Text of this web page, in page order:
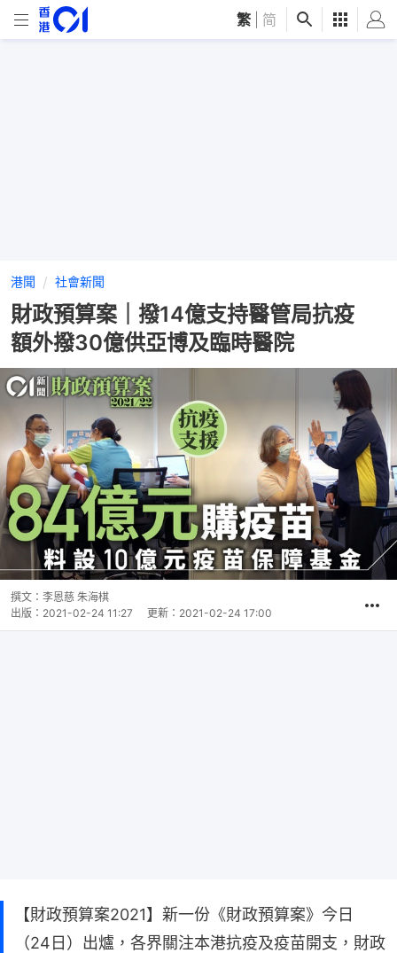
繁 简
港聞 社會新聞
財政預算案｜撥14億支持醫管局抗疫
額外撥30億供亞博及臨時醫院
撰文： 李恩慈 朱海棋
出版： 2021-02-24 11:27 更新： 2021-02-24 17:00
【財政預算案2021】新一份《財政預算案》今日
（24日）出爐，各界關注本港抗疫及疫苗開支，財政